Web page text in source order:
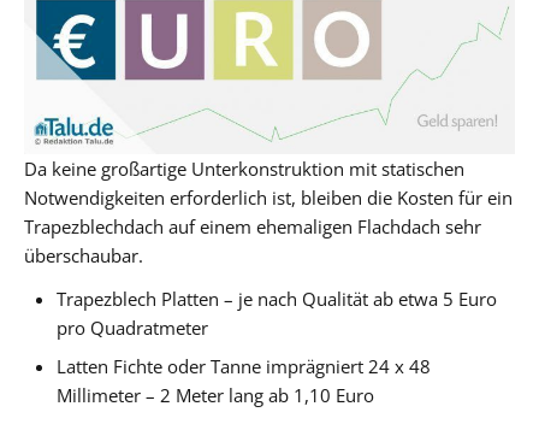
Da keine großartige Unterkonstruktion mit statischen
Notwendigkeiten erforderlich ist, bleiben die Kosten für ein
Trapezblechdach auf einem ehemaligen Flachdach sehr
überschaubar.
Trapezblech Platten – je nach Qualität ab etwa 5 Euro
pro Quadratmeter
Latten Fichte oder Tanne imprägniert 24 x 48
Millimeter – 2 Meter lang ab 1,10 Euro